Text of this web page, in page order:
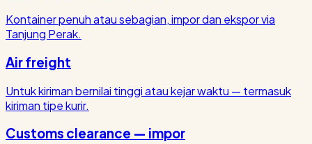
Kontainer penuh atau sebagian, impor dan ekspor via
Tanjung Perak.
Air freight
Untuk kiriman bernilai tinggi atau kejar waktu — termasuk
kiriman tipe kurir.
Customs clearance — impor